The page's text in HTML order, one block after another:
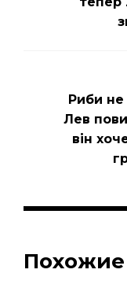
Риби не
Лев
він
Похожие